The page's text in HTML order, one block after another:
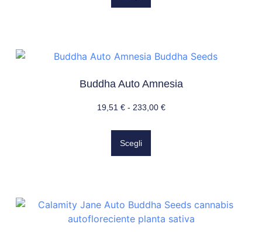
Buddha Auto Amnesia
19,51 € - 233,00 €
Scegli